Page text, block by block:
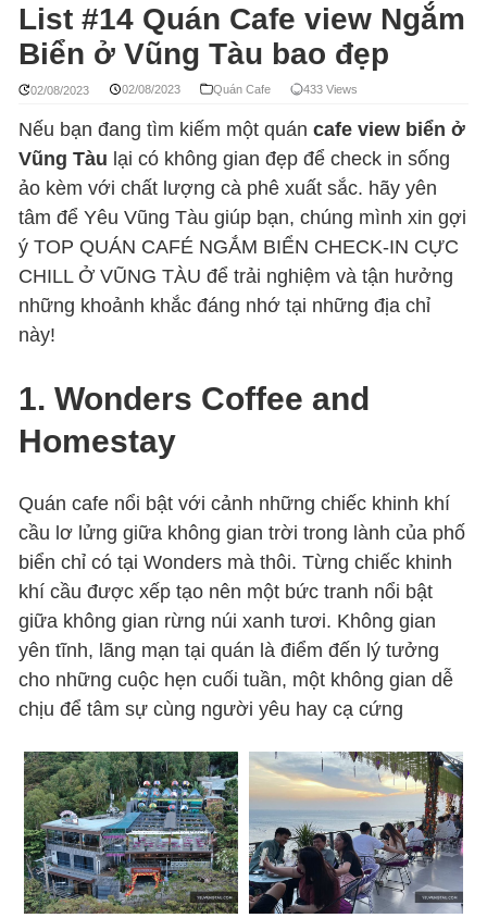
List #14 Quán Cafe view Ngắm
Biển ở Vũng Tàu bao đẹp
02/08/2023 02/08/2023 Quán Cafe 433 Views
Nếu bạn đang tìm kiếm một quán cafe view biển ở
Vũng Tàu lại có không gian đẹp để check in sống
ảo kèm với chất lượng cà phê xuất sắc. hãy yên
tâm để Yêu Vũng Tàu giúp bạn, chúng mình xin gợi
ý TOP QUÁN CAFÉ NGẮM BIỂN CHECK-IN CỰC
CHILL Ở VŨNG TÀU để trải nghiệm và tận hưởng
những khoảnh khắc đáng nhớ tại những địa chỉ
này!
1. Wonders Coffee and
Homestay
Quán cafe nổi bật với cảnh những chiếc khinh khí
cầu lơ lửng giữa không gian trời trong lành của phố
biển chỉ có tại Wonders mà thôi. Từng chiếc khinh
khí cầu được xếp tạo nên một bức tranh nổi bật
giữa không gian rừng núi xanh tươi. Không gian
yên tĩnh, lãng mạn tại quán là điểm đến lý tưởng
cho những cuộc hẹn cuối tuần, một không gian dễ
chịu để tâm sự cùng người yêu hay cạ cứng